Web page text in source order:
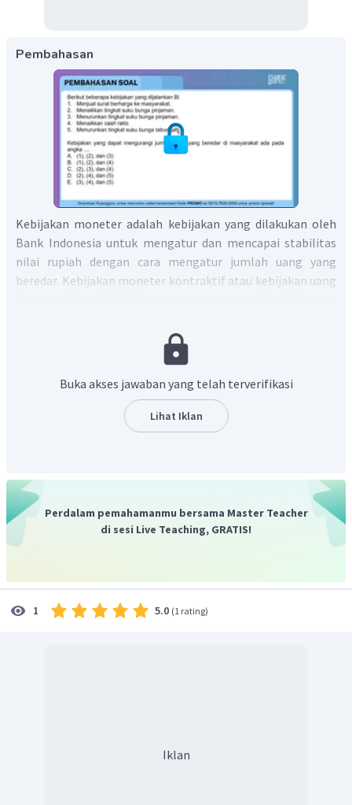
Pembahasan
Kebijakan moneter adalah kebijakan yang dilakukan oleh
Bank Indonesia untuk mengatur dan mencapai stabilitas
nilai rupiah dengan cara mengatur jumlah uang yang
beredar. Kebijakan moneter kontraktif atau kebijakan uang
pada saat terjadi inflasi, dilakukan dengan cara yaitu:
terbuka).
Menaikkan tingkat suku bunga pinjaman (politik
Oleh karena itu, jawaban yang tepat adalah B.(1), (2),
dan (4).
Buka akses jawaban yang telah terverifikasi
Lihat Iklan
Perdalam pemahamanmu bersama Master Teacher
di sesi Live Teaching, GRATIS!
1 5.0 (1 rating)
Iklan